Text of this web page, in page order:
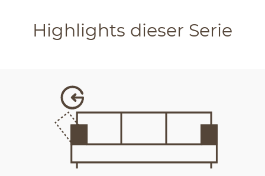
Highlights dieser Serie